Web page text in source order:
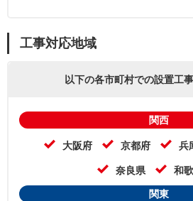
工事対応地域
以下の各市町村での設置工
関西
大阪府 京都府 兵
奈良県 和
関東